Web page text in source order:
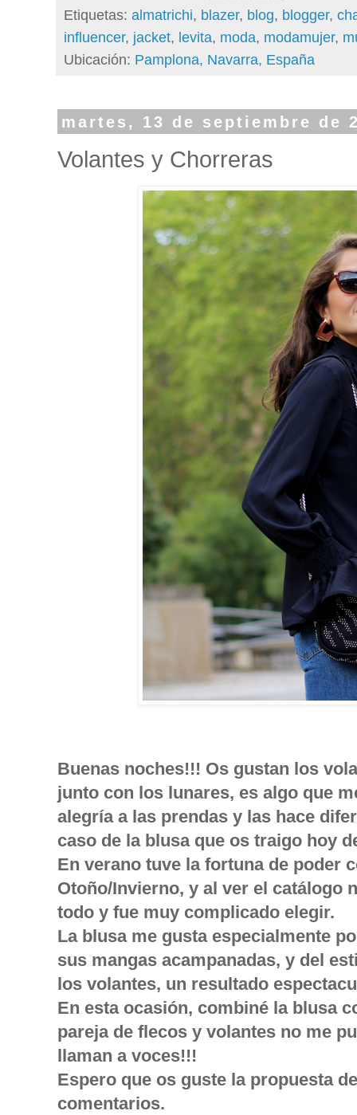
Etiquetas: almatrichi, blazer, blog, blogger,
influencer, jacket, levita, moda, modamujer,
Ubicación: Pamplona, Navarra, España
martes, 13 de septiembre de
Volantes y Chorreras
Buenas noches!!! Os gustan los
junto con los lunares, es algo que
alegría a las prendas y las hace
caso de la blusa que os traigo hoy
En verano tuve la fortuna de poder
Otoño/Invierno, y al ver el catálogo
todo y fue muy complicado elegir.
La blusa me gusta especialmente
sus mangas acampanadas, y del
los volantes, un resultado
En esta ocasión, combiné la blusa
pareja de flecos y volantes no me
llaman a voces!!!
Espero que os guste la propuesta
comentarios.